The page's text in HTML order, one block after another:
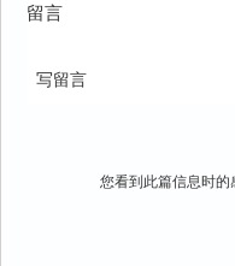
留言
写留言
您看到此篇信息时的